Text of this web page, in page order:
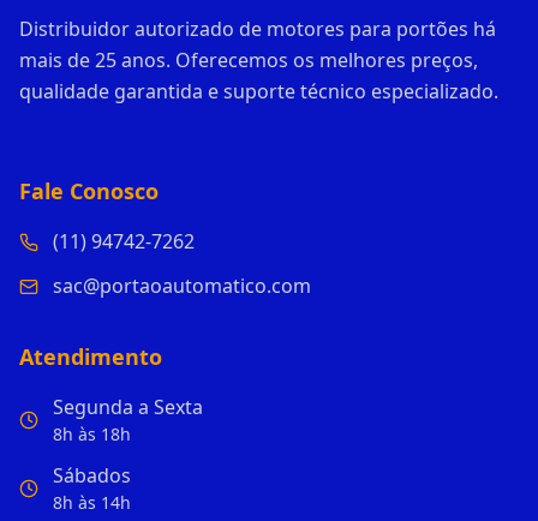
Distribuidor autorizado de motores para portões há
mais de 25 anos. Oferecemos os melhores preços,
qualidade garantida e suporte técnico especializado.
Fale Conosco
(11) 94742-7262
sac@portaoautomatico.com
Atendimento
Segunda a Sexta
8h às 18h
Sábados
8h às 14h